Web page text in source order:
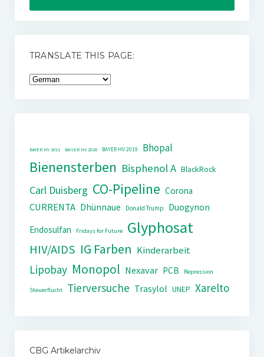
TRANSLATE THIS PAGE:
BAYER HV 2011 BAYER HV 2018 BAYER HV 2019 Bhopal
Bienensterben Bisphenol A BlackRock
Carl Duisberg CO-Pipeline Corona
CURRENTA Dhünnaue Donald Trump
Duogynon
Endosulfan
Fridays for Future Glyphosat
HIV/AIDS IG Farben Kinderarbeit
Lipobay Monopol Nexavar PCB Repression
Steuerflucht Tierversuche Trasylol UNEP Xarelto
CBG Artikelarchiv